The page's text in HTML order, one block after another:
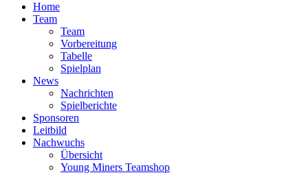
Home
Team
Team
Vorbereitung
Tabelle
Spielplan
News
Nachrichten
Spielberichte
Sponsoren
Leitbild
Nachwuchs
Übersicht
Young Miners Teamshop